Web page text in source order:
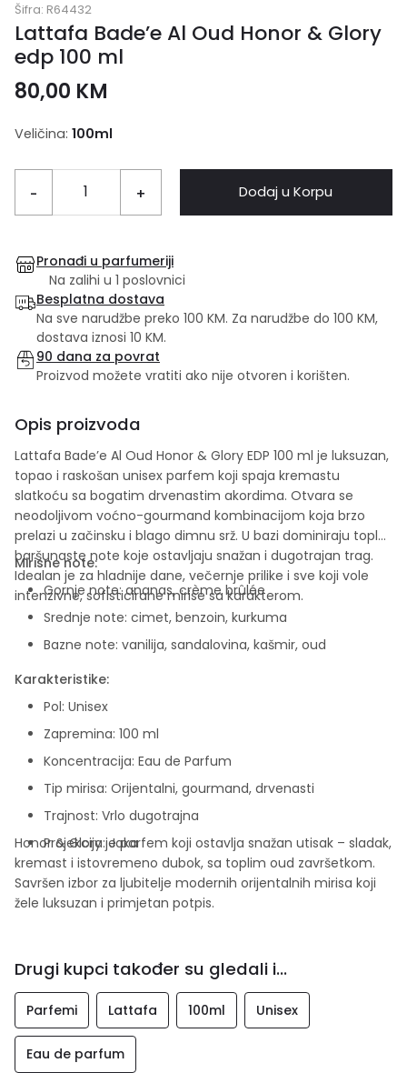
Šifra: R64432
Lattafa Bade’e Al Oud Honor & Glory
edp 100 ml
80,00 KM
Veličina: 100ml
- + Dodaj u Korpu
Pronađi u parfumeriji
Na zalihi u 1 poslovnici
Besplatna dostava
Na sve narudžbe preko 100 KM. Za narudžbe do 100 KM,
dostava iznosi 10 KM.
90 dana za povrat
Proizvod možete vratiti ako nije otvoren i korišten.
Opis proizvoda
Lattafa Bade’e Al Oud Honor & Glory EDP 100 ml je luksuzan,
topao i raskošan unisex parfem koji spaja kremastu
slatkoću sa bogatim drvenastim akordima. Otvara se
neodoljivom voćno-gourmand kombinacijom koja brzo
prelazi u začinsku i blago dimnu srž. U bazi dominiraju tople,
baršunaste note koje ostavljaju snažan i dugotrajan trag.
Idealan je za hladnije dane, večernje prilike i sve koji vole
intenzivne, sofisticirane mirise sa karakterom.
Mirisne note:
Gornje note: ananas, crème brûlée
Srednje note: cimet, benzoin, kurkuma
Bazne note: vanilija, sandalovina, kašmir, oud
Karakteristike:
Pol: Unisex
Zapremina: 100 ml
Koncentracija: Eau de Parfum
Tip mirisa: Orijentalni, gourmand, drvenasti
Trajnost: Vrlo dugotrajna
Projekcija: Jaka
Honor & Glory je parfem koji ostavlja snažan utisak – sladak,
kremast i istovremeno dubok, sa toplim oud završetkom.
Savršen izbor za ljubitelje modernih orijentalnih mirisa koji
žele luksuzan i primjetan potpis.
Drugi kupci također su gledali i...
Parfemi Lattafa 100ml Unisex
Eau de parfum